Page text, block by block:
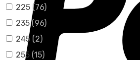
225 (76)
235(96)
245 (2)
255 (15)